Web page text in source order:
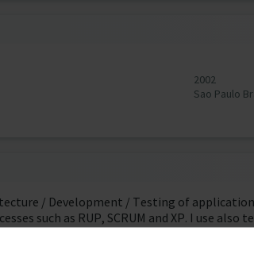
2002
Sao Paulo
/ Development / Testing of
such as RUP, SCRUM and XP. I use
such as Oracle, MySQL and DB2